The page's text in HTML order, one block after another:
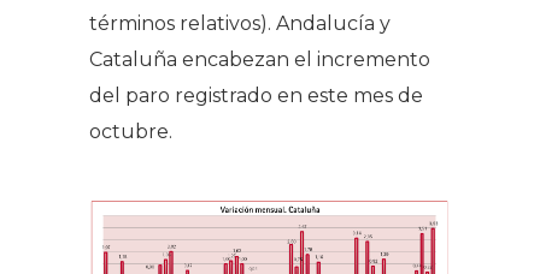
términos relativos). Andalucía y
Cataluña encabezan el incremento
del paro registrado en este mes de
octubre.